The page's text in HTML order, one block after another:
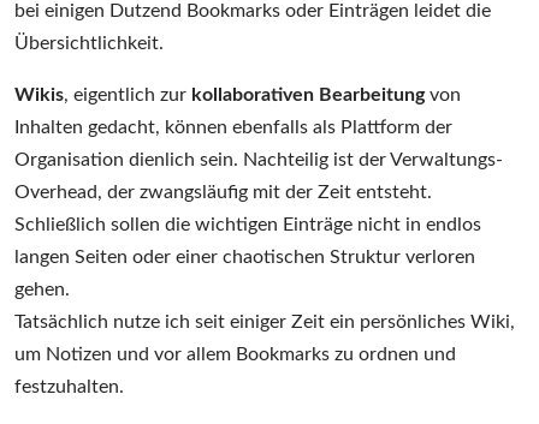
bei einigen Dutzend Bookmarks oder Einträgen leidet die
Übersichtlichkeit.
Wikis, eigentlich zur kollaborativen Bearbeitungvon
Inhalten gedacht, können ebenfalls als Plattform der
Organisation dienlich sein. Nachteilig ist der Verwaltungs-
Overhead, der zwangsläufig mit der Zeit entsteht.
Schließlich sollen die wichtigen Einträge nicht in endlos
langen Seiten oder einer chaotischen Struktur verloren
gehen.
Tatsächlich nutze ich seit einiger Zeit ein persönliches Wiki,
um Notizen und vor allem Bookmarks zu ordnen und
festzuhalten.